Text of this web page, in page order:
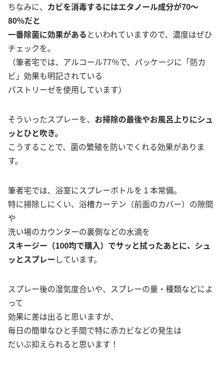
ちなみに、 カビを消毒するにはエタノール成分が70〜
80％だと
一番除菌に効果がある といわれていますので、濃度はぜひ
チェックを。
（筆者宅では、アルコール77％で、パッケージに「防カ
ビ」効果も明記されている
パストリーゼを使用しています）
そういったスプレーを、 お掃除の最後やお風呂上りにシュ
ッとひと吹き。
こうすることで、菌の繁殖を防いでくれる効果がありま
す。
筆者宅では、浴室にスプレーボトルを１本常備。
特に掃除しにくい、浴槽カーテン（前面のカバー）の隙間
や
洗い場のカウンターの裏側などの水滴を
スキージー（100均で購入）でサッと拭ったあとに、シュ
ッとスプレーしています。
スプレー後の湿気度合いや、スプレーの量・種類などによ
って
効果に差は出ると思いますが、
毎日の簡単なひと手間で特に赤カビなどの発生は
だいぶ抑えられると思います！